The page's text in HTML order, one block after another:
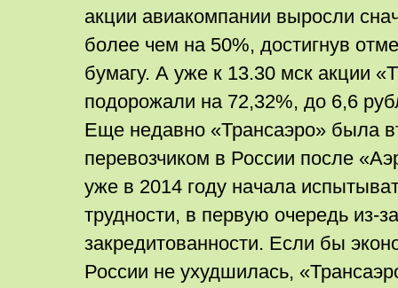
акции авиакомпании выросли
более чем на 50%, достигнув
бумагу. А уже к 13.30 мск акции
подорожали на 72,32%, до 6,6
Еще недавно «Трансаэро» была
перевозчиком в России после
уже в 2014 году начала
трудности, в первую очередь из-
закредитованности. Если бы
России не ухудшилась,